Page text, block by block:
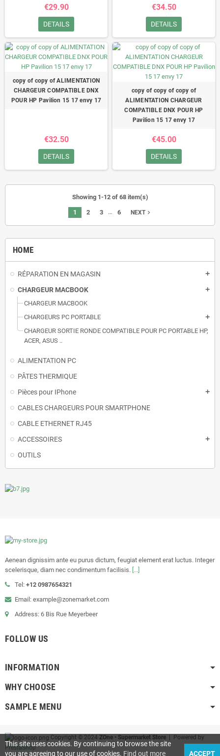
HOME
RÉPARATION EN MAGASIN add
CHARGEUR MACBOOK add
CHARGEUR MACBOOK
CHARGEURS PC PORTABLE
add
CHARGEUR SORTIE RONDE COMPATIBLE POUR PC PORTABLE HP,
ACER, ASUS ..
ALIMENTATION PC
PÂTES THERMIQUE
Pièces pour IPhone
add
CABLES CHARGEURS POUR SMARTPHONE
CABLE ETHERNET RJ45
ACCESSOIRES
add
OUTILS
€29.90
DETAILS
€34.50
DETAILS
copy of copy of ALIMENTATION
CHARGEUR COMPATIBLE DNX
POUR HP Pavilion 15 17 envy 17
€32.50
DETAILS
copy of copy of copy of
ALIMENTATION CHARGEUR
COMPATIBLE DNX POUR HP
Pavilion 15 17 envy 17
€45.00
DETAILS
Showing 1-12 of 68 item(s)
1 2 3 … 6 NEXTnavigate_next
Aenean dignissim ante eu purus dictum, feugiat element erat luctus. Integer
scelerisque, diam nec condimentum facilisis. [...]
Tel: +12 0987654321
Email: example@zonemarket.com
Address: 6 Bis Rue Meyerbeer
FOLLOW US
INFORMATION
WHY CHOOSE
SAMPLE MENU
Copyright © 2024 ZOne • Supermarket Store | Powered by
PrestaShop
This site uses cookies. By continuing to browse the site
you are agreeing to our use of cookies. Find out more ACCEPT